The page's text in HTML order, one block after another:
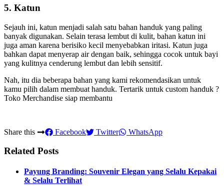
5. Katun
Sejauh ini, katun menjadi salah satu bahan handuk yang paling
banyak digunakan. Selain terasa lembut di kulit, bahan katun ini
juga aman karena berisiko kecil menyebabkan iritasi. Katun juga
bahkan dapat menyerap air dengan baik, sehingga cocok untuk bayi
yang kulitnya cenderung lembut dan lebih sensitif.
Nah, itu dia beberapa bahan yang kami rekomendasikan untuk
kamu pilih dalam membuat handuk. Tertarik untuk custom handuk ?
Toko Merchandise siap membantu
Share this Facebook Twitter WhatsApp
Related Posts
Payung Branding: Souvenir Elegan yang Selalu Kepakai
& Selalu Terlihat